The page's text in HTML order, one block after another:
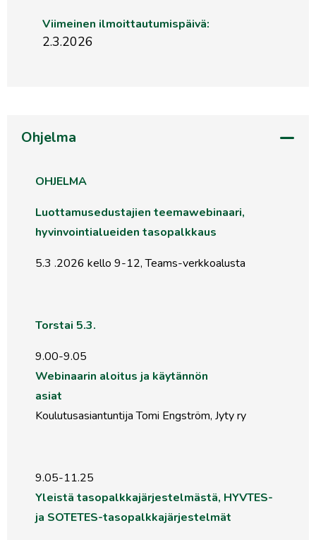
Viimeinen ilmoittautumispäivä:
2.3.2026
Ohjelma
OHJELMA
Luottamusedustajien teemawebinaari,
hyvinvointialueiden tasopalkkaus
5.3 .2026 kello 9-12, Teams-verkkoalusta
Torstai 5.3.
9.00-9.05
Webinaarin aloitus ja käytännön
asiat
Koulutusasiantuntija Tomi Engström, Jyty ry
9.05-11.25
Yleistä tasopalkkajärjestelmästä, HYVTES-
ja SOTETES-tasopalkkajärjestelmät